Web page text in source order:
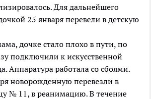
Для дальнейшего
25 января перевели в детскую
дочке стало плохо в пути, по
подключили к искусственной
Аппаратура работала со сбоями.
новорожденную перевезли в
№ 11, в реанимацию. В течение